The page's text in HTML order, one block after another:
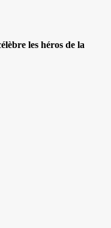
les héros de la